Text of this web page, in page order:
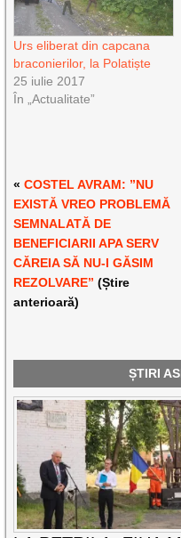
Urs eliberat din capcana
braconierilor, la Polatiște
25 iulie 2017
În „Actualitate”
«COSTEL AVRAM: ”NU
EXISTĂ VREO PROBLEMĂ
SEMNALATĂ DE
BENEFICIARII APA SERV
CĂREIA SĂ NU-I GĂSIM
REZOLVARE” (Știre
anterioară)
ȘTIRI